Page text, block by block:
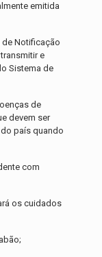
emitida
de Notificação
e
Sistema de
de
devem ser
país quando
com
os cuidados